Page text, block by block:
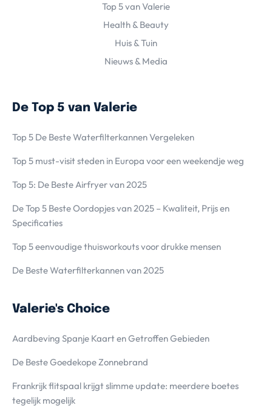
Top 5 van Valerie
Health & Beauty
Huis & Tuin
Nieuws & Media
De Top 5 van Valerie
Top 5 De Beste Waterfilterkannen Vergeleken
Top 5 must-visit steden in Europa voor een weekendje weg
Top 5: De Beste Airfryer van 2025
De Top 5 Beste Oordopjes van 2025 – Kwaliteit, Prijs en
Specificaties
Top 5 eenvoudige thuisworkouts voor drukke mensen
De Beste Waterfilterkannen van 2025
Valerie's Choice
Aardbeving Spanje Kaart en Getroffen Gebieden
De Beste Goedekope Zonnebrand
Frankrijk flitspaal krijgt slimme update: meerdere boetes
tegelijk mogelijk